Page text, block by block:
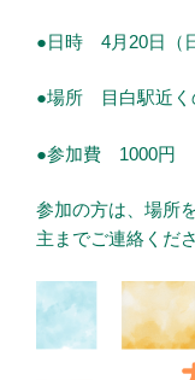
●日時 4月20日（
●場所 目白駅近く
●参加費 1000円
参加の方は、場所
主までご連絡くだ